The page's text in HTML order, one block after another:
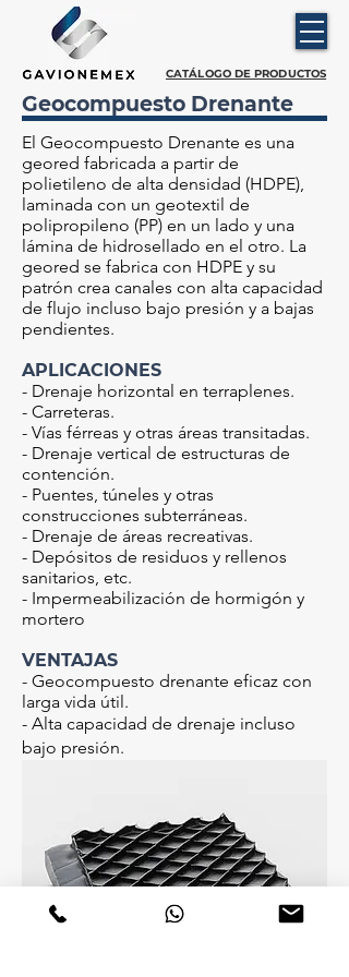
CATÁLOGO DE PRODUCTOS
Geocompuesto Drenante
El Geocompuesto Drenante es una
geored fabricada a partir de
polietileno de alta densidad (HDPE),
laminada con un geotextil de
polipropileno (PP) en un lado y una
lámina de hidrosellado en el otro. La
geored se fabrica con HDPE y su
patrón crea canales con alta capacidad
de flujo incluso bajo presión y a bajas
pendientes.
APLICACIONES
- Drenaje horizontal en terraplenes.
- Carreteras.
- Vías férreas y otras áreas transitadas.
- Drenaje vertical de estructuras de
contención.
- Puentes, túneles y otras
construcciones subterráneas.
- Drenaje de áreas recreativas.
- Depósitos de residuos y rellenos
sanitarios, etc.
- Impermeabilización de hormigón y
mortero
VENTAJAS
- Geocompuesto drenante eficaz con
larga vida útil.
- Alta capacidad de drenaje incluso
bajo presión.